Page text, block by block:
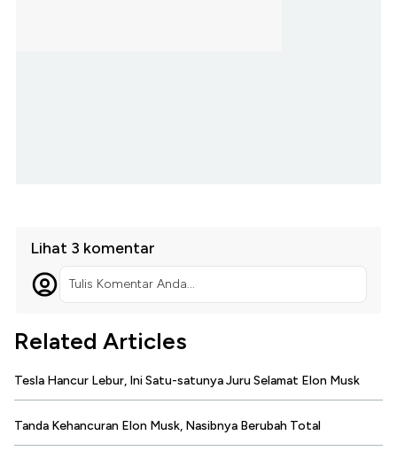
Lihat 3 komentar
Tulis Komentar Anda...
Related Articles
Tesla Hancur Lebur, Ini Satu-satunya Juru Selamat Elon Musk
Tanda Kehancuran Elon Musk, Nasibnya Berubah Total